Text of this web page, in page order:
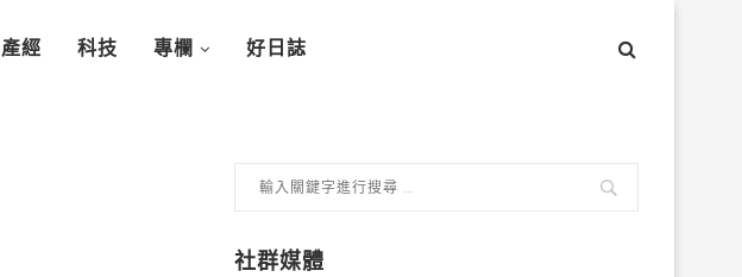
產經 科技 專欄 好日誌
社群媒體